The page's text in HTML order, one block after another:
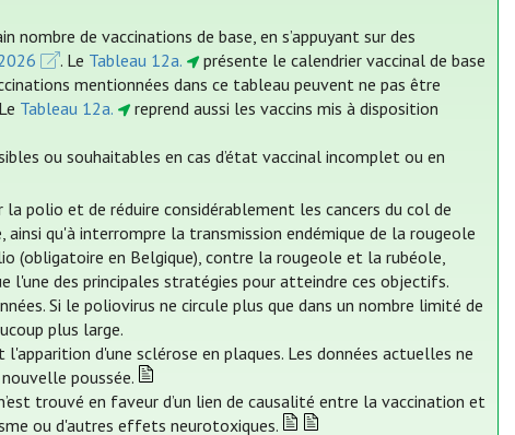
nombre de vaccinations de base, en s’appuyant sur des
. Le Tableau 12a.
présente le calendrier vaccinal de base
mentionnées dans ce tableau peuvent ne pas être
Tableau 12a.
reprend aussi les vaccins mis à disposition
ou souhaitables en cas d’état vaccinal incomplet ou en
polio et de réduire considérablement les cancers du col de
qu'à interrompre la transmission endémique de la rougeole
(obligatoire en Belgique), contre la rougeole et la rubéole,
des principales stratégies pour atteindre ces objectifs.
Si le poliovirus ne circule plus que dans un nombre limité de
plus large.
d'une sclérose en plaques. Les données actuelles ne
poussée.
trouvé en faveur d’un lien de causalité entre la vaccination et
ou d'autres effets neurotoxiques.